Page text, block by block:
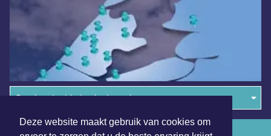
Deze website maakt gebruik van cookies om
Overige dagbladen in de regio